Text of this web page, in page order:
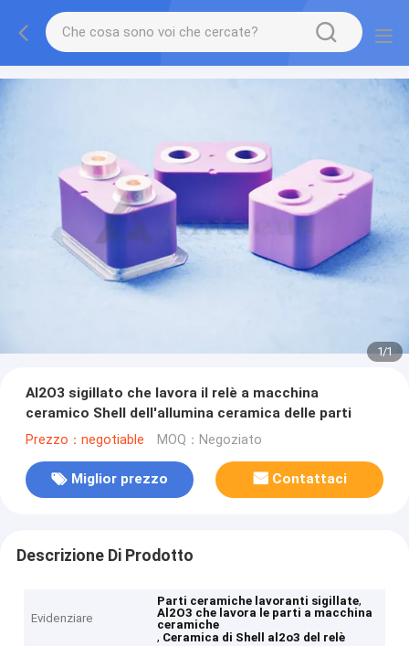
1/1
Al2O3 sigillato che lavora il relè a macchina
ceramico Shell dell'allumina ceramica delle parti
Prezzo：negotiable MOQ：Negoziato
Miglior prezzo Contattaci
Descrizione Di Prodotto
Evidenziare
Parti ceramiche lavoranti sigillate,
Al2O3 che lavora le parti a macchina
ceramiche
, Ceramica di Shell al2o3 del relè